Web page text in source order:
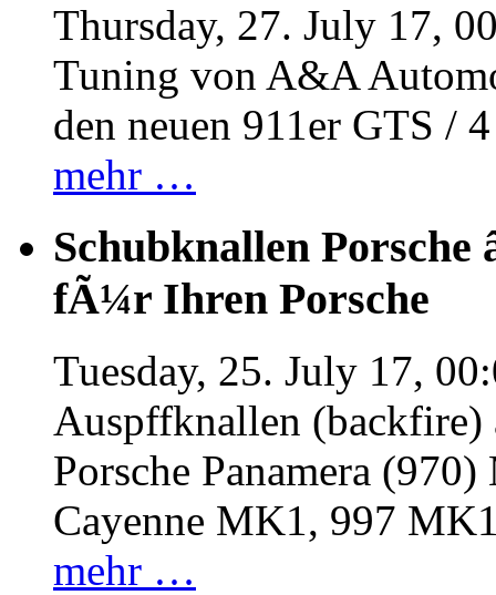
Thursday, 27. July 17,
Tuning von A&A
den neuen 911er GTS /
mehr …
Schubknallen Porsche
fÃ¼r Ihren Porsche
Tuesday, 25. July 17,
Auspffknallen
Porsche Panamera
Cayenne MK1, 997
mehr …